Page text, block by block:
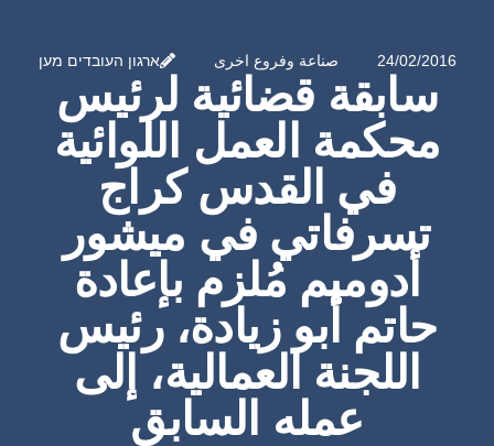
24/02/2016 صناعة وفروع اخرى ארגון העובדים מען
سابقة قضائية لرئيس
محكمة العمل اللوائية
في القدس كراج
تسرفاتي في ميشور
أدوميم مُلزم بإعادة
حاتم أبو زيادة، رئيس
اللجنة العمالية، إلى
عمله السابق